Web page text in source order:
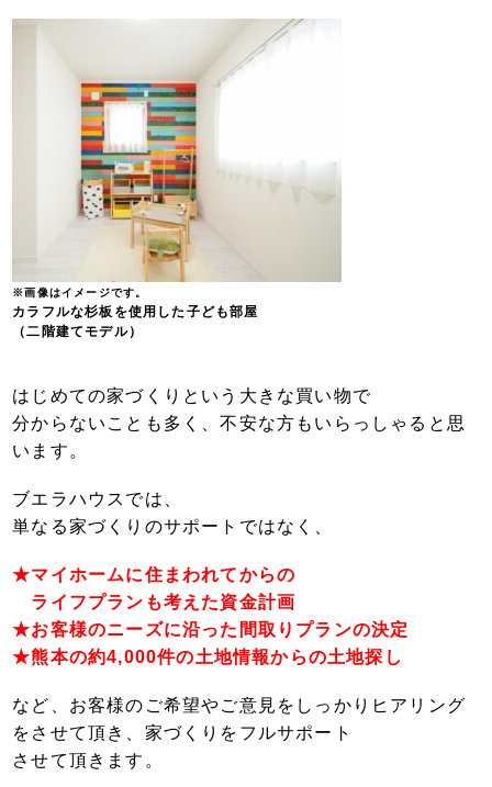
※画像はイメージです。
カラフルな杉板を使用した子ども部屋
（二階建てモデル）
はじめての家づくりという大きな買い物で
分からないことも多く、不安な方もいらっしゃると思
います。
ブエラハウスでは、
単なる家づくりのサポートではなく、
★マイホームに住まわれてからの
ライフプランも考えた資金計画
★お客様のニーズに沿った間取りプランの決定
★熊本の約4,000件の土地情報からの土地探し
など、お客様のご希望やご意見をしっかりヒ アリング
をさせて頂き、 家づくりを フルサポート
させて頂きます。